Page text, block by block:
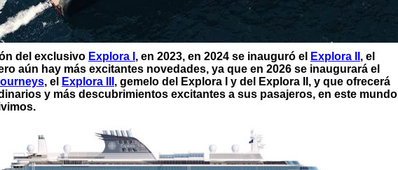
del exclusivo Explora I , en 2023, en 2024 se inauguró el Explora II , el
aún hay más excitantes novedades, ya que en 2026 se inaugurará el
, el Explora III , gemelo del Explora I y del Explora II, y que ofrecerá
y más descubrimientos excitantes a sus pasajeros, en este mundo